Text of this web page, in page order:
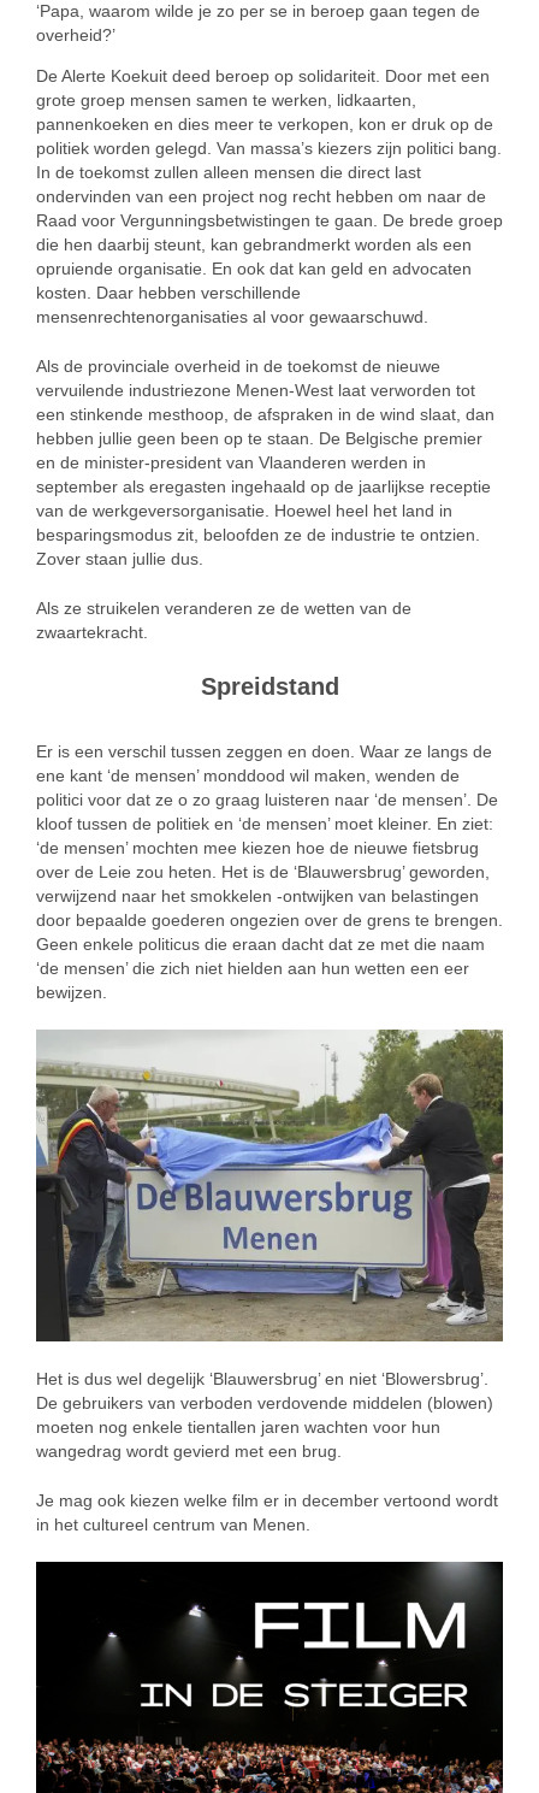
‘Papa, waarom wilde je zo per se in beroep gaan tegen de
overheid?’
De Alerte Koekuit deed beroep op solidariteit. Door met een
grote groep mensen samen te werken, lidkaarten,
pannenkoeken en dies meer te verkopen, kon er druk op de
politiek worden gelegd. Van massa’s kiezers zijn politici bang.
In de toekomst zullen alleen mensen die direct last
ondervinden van een project nog recht hebben om naar de
Raad voor Vergunningsbetwistingen te gaan. De brede groep
die hen daarbij steunt, kan gebrandmerkt worden als een
opruiende organisatie. En ook dat kan geld en advocaten
kosten. Daar hebben verschillende
mensenrechtenorganisaties al voor gewaarschuwd.
Als de provinciale overheid in de toekomst de nieuwe
vervuilende industriezone Menen-West laat verworden tot
een stinkende mesthoop, de afspraken in de wind slaat, dan
hebben jullie geen been op te staan. De Belgische premier
en de minister-president van Vlaanderen werden in
september als eregasten ingehaald op de jaarlijkse receptie
van de werkgeversorganisatie. Hoewel heel het land in
besparingsmodus zit, beloofden ze de industrie te ontzien.
Zover staan jullie dus.
Als ze struikelen veranderen ze de wetten van de
zwaartekracht.
Spreidstand
Er is een verschil tussen zeggen en doen. Waar ze langs de
ene kant ‘de mensen’ monddood wil maken, wenden de
politici voor dat ze o zo graag luisteren naar ‘de mensen’. De
kloof tussen de politiek en ‘de mensen’ moet kleiner. En ziet:
‘de mensen’ mochten mee kiezen hoe de nieuwe fietsbrug
over de Leie zou heten. Het is de ‘Blauwersbrug’ geworden,
verwijzend naar het smokkelen -ontwijken van belastingen
door bepaalde goederen ongezien over de grens te brengen.
Geen enkele politicus die eraan dacht dat ze met die naam
‘de mensen’ die zich niet hielden aan hun wetten een eer
bewijzen.
Het is dus wel degelijk ‘Blauwersbrug’ en niet ‘Blowersbrug’.
De gebruikers van verboden verdovende middelen (blowen)
moeten nog enkele tientallen jaren wachten voor hun
wangedrag wordt gevierd met een brug.
Je mag ook kiezen welke film er in december vertoond wordt
in het cultureel centrum van Menen.